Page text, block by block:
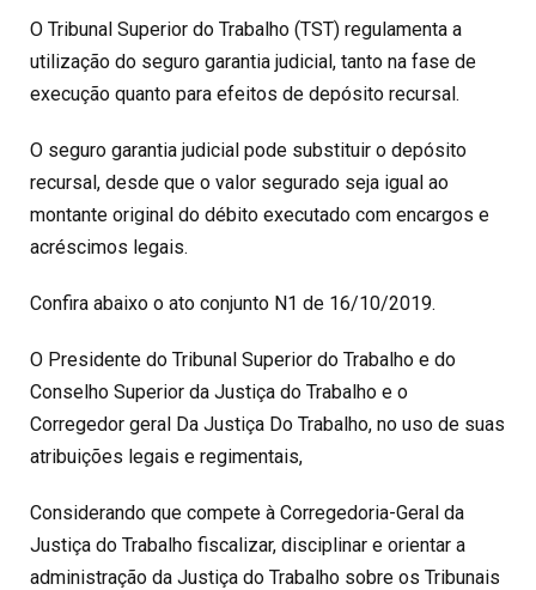
O Tribunal Superior do Trabalho (TST) regulamenta a
utilização do seguro garantia judicial, tanto na fase de
execução quanto para efeitos de depósito recursal.
O seguro garantia judicial pode substituir o depósito
recursal, desde que o valor segurado seja igual ao
montante original do débito executado com encargos e
acréscimos legais.
Confira abaixo o ato conjunto N1 de 16/10/2019.
O Presidente do Tribunal Superior do Trabalho e do
Conselho Superior da Justiça do Trabalho e o
Corregedor geral Da Justiça Do Trabalho, no uso de suas
atribuições legais e regimentais,
Considerando que compete à Corregedoria-Geral da
Justiça do Trabalho fiscalizar, disciplinar e orientar a
administração da Justiça do Trabalho sobre os Tribunais